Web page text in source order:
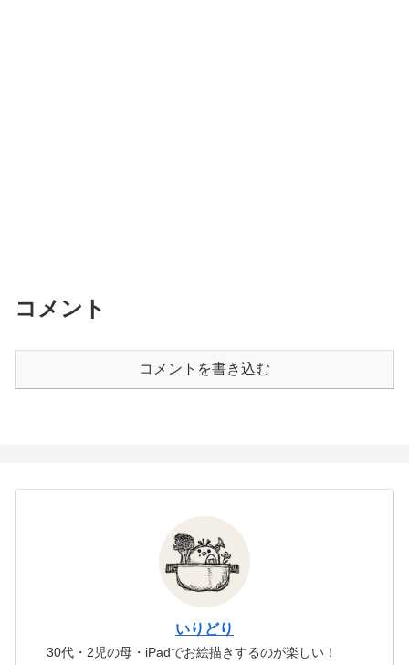
コメント
コメントを書き込む
いりどり
30代・2児の母・iPadでお絵描きするのが楽しい！